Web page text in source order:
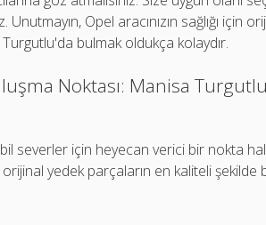
Opel aracınızın sağlığı için
bulmak oldukça kolaydır.
Noktası: Manisa
severler için heyecan verici bir nokta
yedek parçaların en kaliteli